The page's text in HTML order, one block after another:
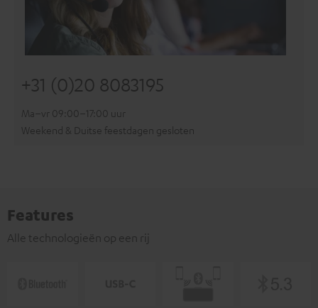
+31 (0)20 8083195
Ma–vr 09:00–17:00 uur
Weekend & Duitse feestdagen gesloten
Features
Alle technologieën op een rij